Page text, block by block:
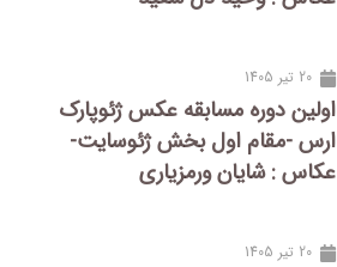
20 تیر 1405
اولین دوره مسابقه عکس ژئوپارک
ارس -مقام اول بخش ژئوسایت-
عکاس : شایان ورمزیاری
20 تیر 1405